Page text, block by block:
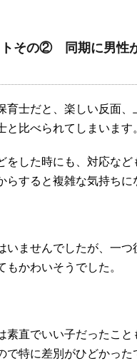
トその② 同期に男性
育士だと、楽しい反面
と比べられてしまいます
をした時にも、対応など
らすると複雑な気持ちに
いませんでしたが、一つ
もかわいそうでした。
素直でいい子だったこと
で特に差別がひどかった